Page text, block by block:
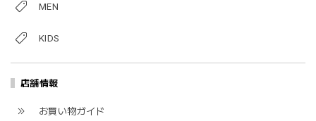
MEN
KIDS
店舗情報
お買い物ガイド